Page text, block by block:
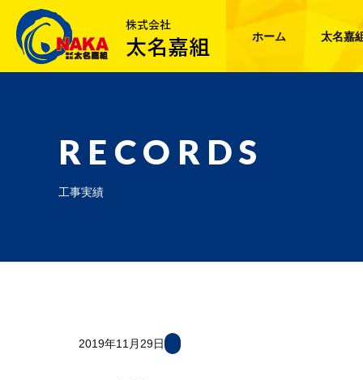
ホーム 太名嘉
RECORDS
工事実績
2019年11月29日